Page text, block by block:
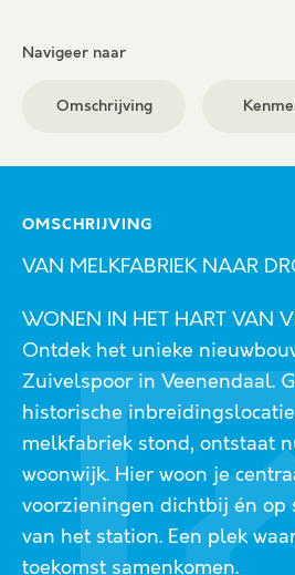
Navigeer naar
Omschrijving
OMSCHRIJVING
VAN MELKFABRIEK NAAR
WONEN IN HET HART VAN
Ontdek het unieke
Zuivelspoor in Veenendaal.
historische
melkfabriek stond, ontstaat
woonwijk. Hier woon je
voorzieningen dichtbij én op
van het station. Een plek
toekomst samenkomen.